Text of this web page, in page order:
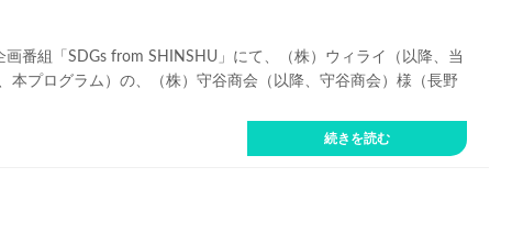
番組「SDGs from SHINSHU」にて、（株）ウィライ（以降、当
本プログラム）の、（株）守谷商会（以降、守谷商会）様（長野
続きを読む